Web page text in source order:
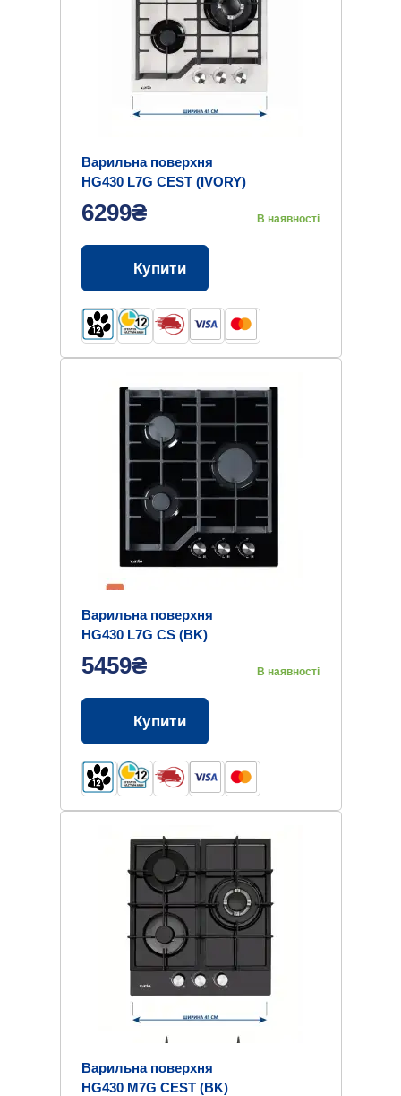
Варильна поверхня
HG430 L7G CEST (IVORY)
6299₴ В наявності
Купити
Варильна поверхня
HG430 L7G CS (BK)
5459₴ В наявності
Купити
Варильна поверхня
HG430 M7G CEST (BK)